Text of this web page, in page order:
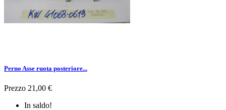
Perno Asse ruota posteriore...
Prezzo 21,00 €
In saldo!